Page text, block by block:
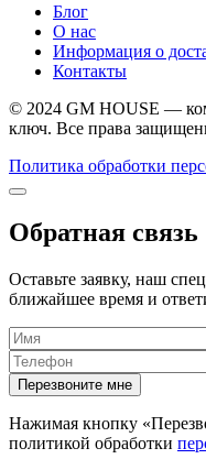
Блог
О нас
Информация о
Контакты
© 2024 GM HOUSE —
ключ. Все права
Политика обработки
Обратная связь
Оставьте заявку, наш
ближайшее время и
Перезвоните мне
Нажимая кнопку
политикой обработки